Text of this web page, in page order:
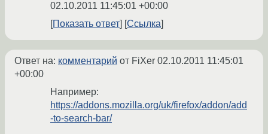
02.10.2011 11:45:01 +00:00
Показать ответ
Ссылка
Ответ на: комментарий от FiXer 02.10.2011 11:45:01
+00:00
Например:
https://addons.mozilla.org/uk/firefox/addon/add
-to-search-bar/